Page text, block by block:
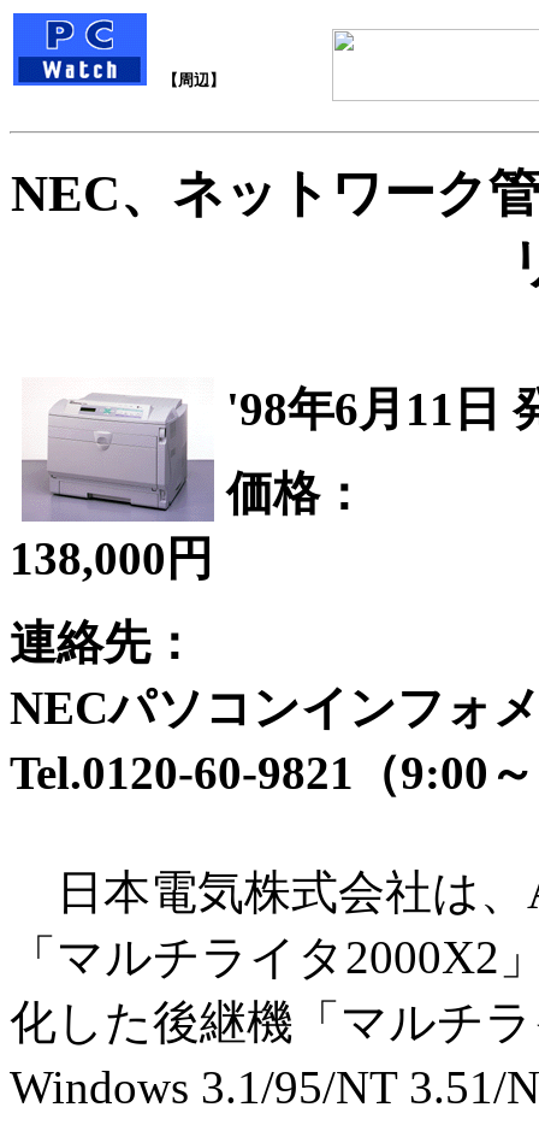
【周辺】
NEC、ネットワーク
'98年6月11日
価格：
138,000円
連絡先：
NECパソコンインフォ
Tel.0120-60-9821（9:00
日本電気株式会社は
「マルチライタ
化した後継機「マルチ
Windows 3.1/95/NT 3.51/